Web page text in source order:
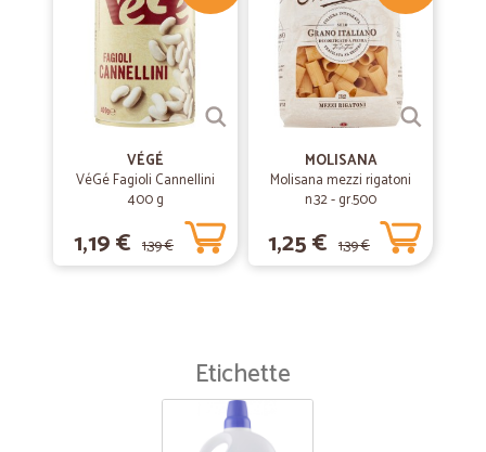
VÉGÉ
VéGé Fagioli Cannellini
400 g
1,19 € 1,39 €
MOLISANA
Molisana mezzi rigatoni
n.32 - gr.500
1,25 € 1,39 €
Etichette